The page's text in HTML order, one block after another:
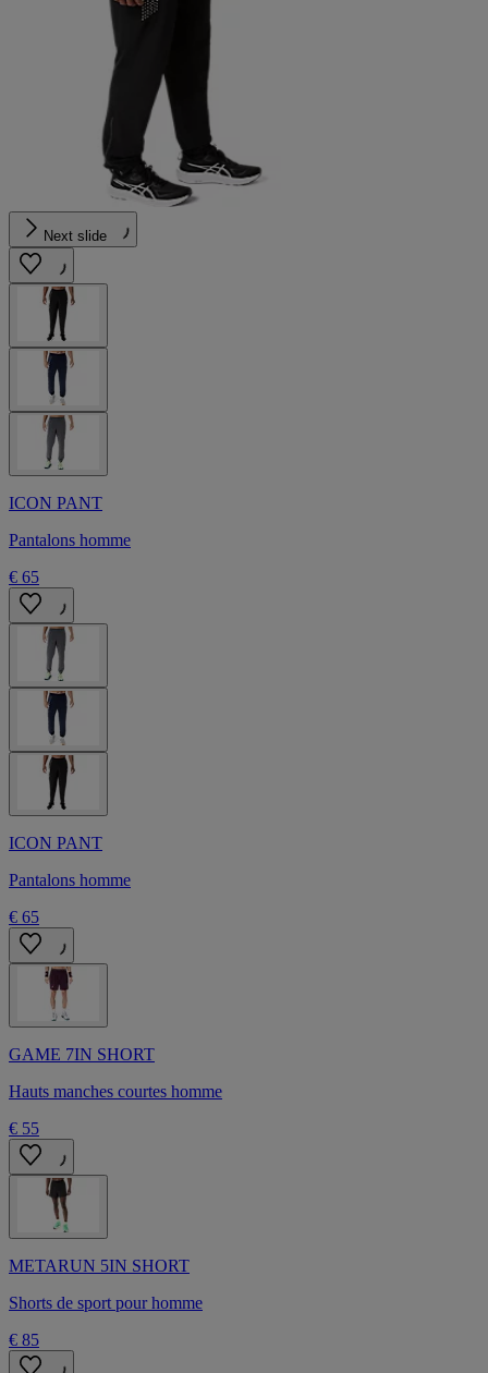
Next slide
ICON PANT
Pantalons homme
€ 65
ICON PANT
Pantalons homme
€ 65
GAME 7IN SHORT
Hauts manches courtes homme
€ 55
METARUN 5IN SHORT
Shorts de sport pour homme
€ 85